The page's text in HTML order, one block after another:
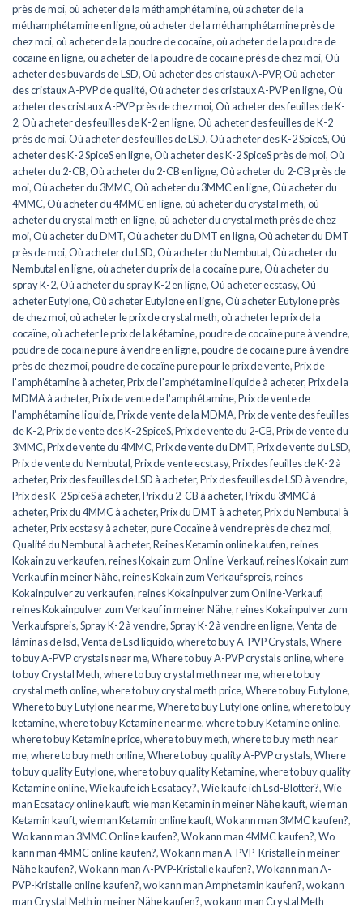
près de moi,où acheter de la méthamphétamine,où acheter de la
méthamphétamine en ligne,où acheter de la méthamphétamine près de
chez moi,où acheter de la poudre de cocaïne,où acheter de la poudre de
cocaïne en ligne,où acheter de la poudre de cocaïne près de chez moi,Où
acheter des buvards de LSD,Où acheter des cristaux A-PVP,Où acheter
des cristaux A-PVP de qualité,Où acheter des cristaux A-PVP en ligne,Où
acheter des cristaux A-PVP près de chez moi,Où acheter des feuilles de K-
2,Où acheter des feuilles de K-2 en ligne,Où acheter des feuilles de K-2
près de moi,Où acheter des feuilles de LSD,Où acheter des K-2 SpiceS,Où
acheter des K-2 SpiceS en ligne,Où acheter des K-2 SpiceS près de moi,Où
acheter du 2-CB,Où acheter du 2-CB en ligne,Où acheter du 2-CB près de
moi,Où acheter du 3MMC,Où acheter du 3MMC en ligne,Où acheter du
4MMC,Où acheter du 4MMC en ligne,où acheter du crystal meth,où
acheter du crystal meth en ligne,où acheter du crystal meth près de chez
moi,Où acheter du DMT,Où acheter du DMT en ligne,Où acheter du DMT
près de moi,Où acheter du LSD,Où acheter du Nembutal,Où acheter du
Nembutal en ligne,où acheter du prix de la cocaïne pure,Où acheter du
spray K-2,Où acheter du spray K-2 en ligne,Où acheter ecstasy,Où
acheter Eutylone,Où acheter Eutylone en ligne,Où acheter Eutylone près
de chez moi,où acheter le prix de crystal meth,où acheter le prix de la
cocaïne,où acheter le prix de la kétamine,poudre de cocaïne pure à vendre,
poudre de cocaïne pure à vendre en ligne,poudre de cocaïne pure à vendre
près de chez moi,poudre de cocaïne pure pour le prix de vente,Prix de
l'amphétamine à acheter,Prix de l'amphétamine liquide à acheter,Prix de la
MDMA à acheter,Prix de vente de l'amphétamine,Prix de vente de
l'amphétamine liquide,Prix de vente de la MDMA,Prix de vente des feuilles
de K-2,Prix de vente des K-2 SpiceS,Prix de vente du 2-CB,Prix de vente du
3MMC,Prix de vente du 4MMC,Prix de vente du DMT,Prix de vente du LSD,
Prix de vente du Nembutal,Prix de vente ecstasy,Prix des feuilles de K-2 à
acheter,Prix des feuilles de LSD à acheter,Prix des feuilles de LSD à vendre,
Prix des K-2 SpiceS à acheter,Prix du 2-CB à acheter,Prix du 3MMC à
acheter,Prix du 4MMC à acheter,Prix du DMT à acheter,Prix du Nembutal à
acheter,Prix ecstasy à acheter,pure Cocaïne à vendre près de chez moi,
Qualité du Nembutal à acheter,Reines Ketamin online kaufen,reines
Kokain zu verkaufen,reines Kokain zum Online-Verkauf,reines Kokain zum
Verkauf in meiner Nähe,reines Kokain zum Verkaufspreis,reines
Kokainpulver zu verkaufen,reines Kokainpulver zum Online-Verkauf,
reines Kokainpulver zum Verkauf in meiner Nähe,reines Kokainpulver zum
Verkaufspreis,Spray K-2 à vendre,Spray K-2 à vendre en ligne,Venta de
láminas de lsd,Venta de Lsd líquido,where to buy A-PVP Crystals,Where
to buy A-PVP crystals near me,Where to buy A-PVP crystals online,where
to buy Crystal Meth,where to buy crystal meth near me,where to buy
crystal meth online,where to buy crystal meth price,Where to buy Eutylone,
Where to buy Eutylone near me,Where to buy Eutylone online,where to buy
ketamine,where to buy Ketamine near me,where to buy Ketamine online,
where to buy Ketamine price,where to buy meth,where to buy meth near
me,where to buy meth online,Where to buy quality A-PVP crystals,Where
to buy quality Eutylone,where to buy quality Ketamine,where to buy quality
Ketamine online,Wie kaufe ich Ecsatacy?,Wie kaufe ich Lsd-Blotter?,Wie
man Ecsatacy online kauft,wie man Ketamin in meiner Nähe kauft,wie man
Ketamin kauft,wie man Ketamin online kauft,Wo kann man 3MMC kaufen?,
Wo kann man 3MMC Online kaufen?,Wo kann man 4MMC kaufen?,Wo
kann man 4MMC online kaufen?,Wo kann man A-PVP-Kristalle in meiner
Nähe kaufen?,Wo kann man A-PVP-Kristalle kaufen?,Wo kann man A-
PVP-Kristalle online kaufen?,wo kann man Amphetamin kaufen?,wo kann
man Crystal Meth in meiner Nähe kaufen?,wo kann man Crystal Meth